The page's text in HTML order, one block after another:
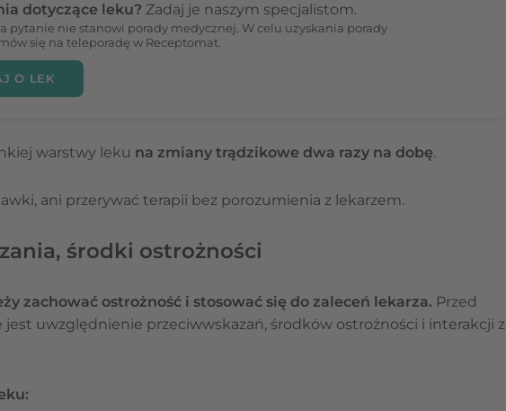
dotyczące leku? Zadaj je naszym specjalistom.
pytanie nie stanowi porady medycznej. W celu uzyskania porady
się na teleporadę w Receptomat.
O LEK
warstwy leku na zmiany trądzikowe dwa razy na dobę.
ani przerywać terapii bez porozumienia z lekarzem.
środki ostrożności
zachować ostrożność i stosować się do zaleceń lekarza. Przed
uwzględnienie przeciwwskazań, środków ostrożności i interakcji z